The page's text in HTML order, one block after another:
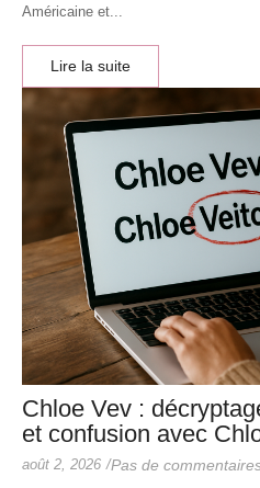
Américaine et...
Lire la suite
Chloe Vev :
et confusion avec
août 2, 2026 /Pas de